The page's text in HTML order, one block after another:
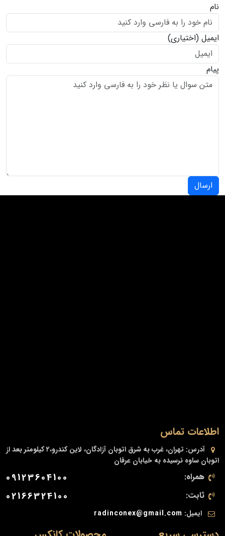
نام
ایمیل (اختیاری)
پیام
ارسال
اطلاعات تماس
آدرس:
تهران، غرب به شرق اتوبان آزادگان، لاین کندرو،۲ کیلومتر بعد از
اتوبان ساوه نرسیده به خیابان عرفان
همراه: 09123604100
ثابت: 02166324100
ایمیل: radinconex@gmail.com